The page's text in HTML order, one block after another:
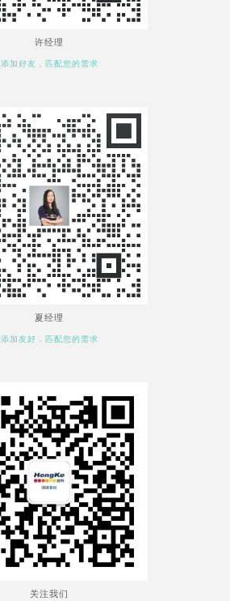
许经理
添加好友，匹配您的需求
夏经理
添加友好，匹配您的需求
关注我们